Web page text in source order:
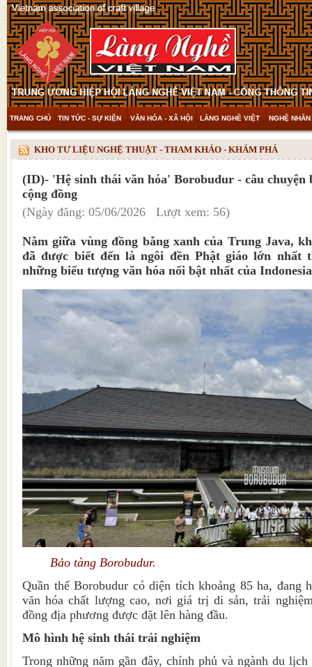
TRANG CHỦ TIN TỨC - SỰ KIỆN VĂN HÓA - XÃ HỘI LÀNG NGHỀ VIỆT NGHỆ
THAM KHẢO & KHÁM PHÁ VIDEO
KHO TƯ LIỆU NGHỆ THUẬT - THAM KHẢO - KHÁM PHÁ
(ID)- 'Hệ sinh thái văn hóa' Borobudur - câu chuyện
cộng đồng
(Ngày đăng: 05/06/2026 Lượt xem: 56)
Nằm giữa vùng đồng bằng xanh của Trung Java,
đã được biết đến là ngôi đền Phật giáo lớn nhất
những biểu tượng văn hóa nổi bật nhất của
Bảo tàng Borobudur.
Quần thể Borobudur có diện tích khoảng 85 ha,
văn hóa chất lượng cao, nơi giá trị di sản, trải
đồng địa phương được đặt lên hàng đầu.
Mô hình hệ sinh thái trải nghiệm
Trong những năm gần đây, chính phủ và ngành du